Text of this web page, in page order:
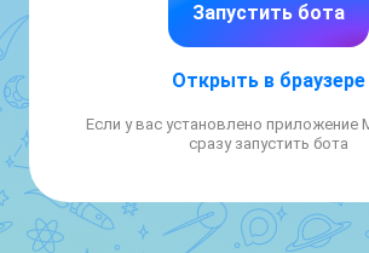
Запустить бота
Открыть в браузере
Если у вас установлено приложение
сразу запустить бота